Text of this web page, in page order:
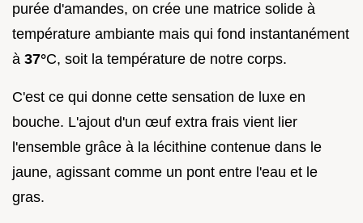
purée d'amandes, on crée une matrice solide à
température ambiante mais qui fond instantanément
à 37°C, soit la température de notre corps.
C'est ce qui donne cette sensation de luxe en
bouche. L'ajout d'un œuf extra frais vient lier
l'ensemble grâce à la lécithine contenue dans le
jaune, agissant comme un pont entre l'eau et le
gras.